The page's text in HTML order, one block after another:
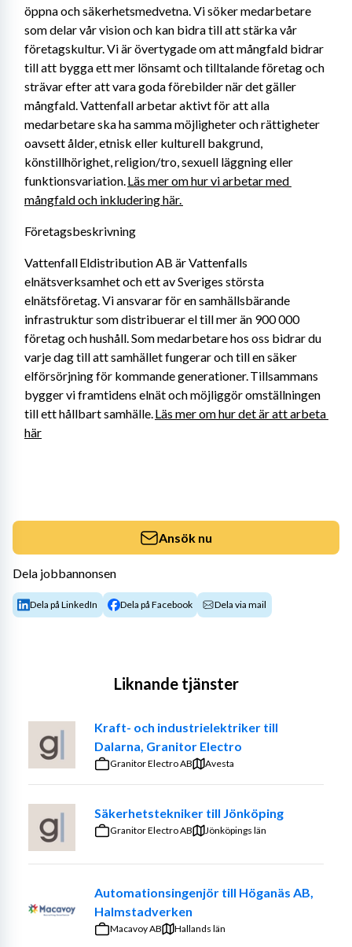
öppna och säkerhetsmedvetna. Vi söker medarbetare
som delar vår vision och kan bidra till att stärka vår
företagskultur. Vi är övertygade om att mångfald bidrar
till att bygga ett mer lönsamt och tilltalande företag och
strävar efter att vara goda förebilder när det gäller
mångfald. Vattenfall arbetar aktivt för att alla
medarbetare ska ha samma möjligheter och rättigheter
oavsett ålder, etnisk eller kulturell bakgrund,
könstillhörighet, religion/tro, sexuell läggning eller
funktionsvariation. Läs mer om hur vi arbetar med
mångfald och inkludering här.
Företagsbeskrivning
Vattenfall Eldistribution AB är Vattenfalls
elnätsverksamhet och ett av Sveriges största
elnätsföretag. Vi ansvarar för en samhällsbärande
infrastruktur som distribuerar el till mer än 900 000
företag och hushåll. Som medarbetare hos oss bidrar du
varje dag till att samhället fungerar och till en säker
elförsörjning för kommande generationer. Tillsammans
bygger vi framtidens elnät och möjliggör omställningen
till ett hållbart samhälle. Läs mer om hur det är att arbeta
här
Ansök nu
Dela jobbannonsen
Dela på LinkedIn Dela på Facebook Dela via mail
Liknande tjänster
Kraft- och industrielektriker till
Dalarna, Granitor Electro
Granitor Electro AB Avesta
Säkerhetstekniker till Jönköping
Granitor Electro AB Jönköpings län
Automationsingenjör till Höganäs AB,
Halmstadverken
Macavoy AB Hallands län